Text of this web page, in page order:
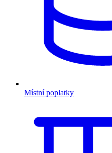
Místní poplatky